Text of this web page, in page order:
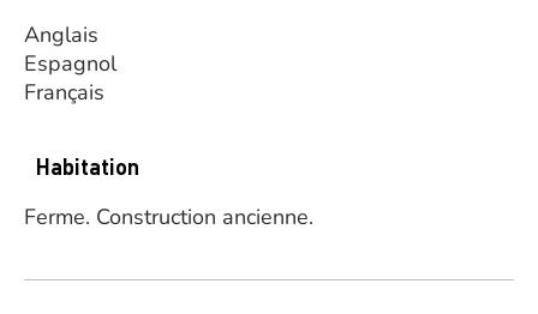
Anglais
Espagnol
Français
Habitation
Ferme. Construction ancienne.